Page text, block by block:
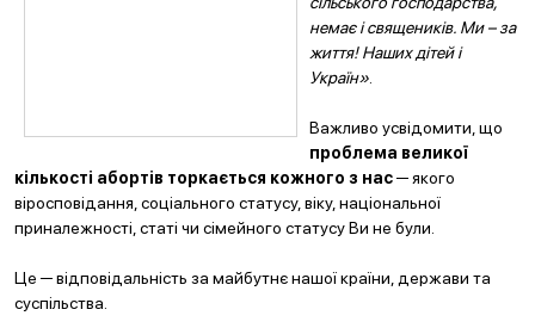
немає і священиків. Ми – за
життя! Наших дітей і
Україн»
Важливо усвідомити, що
проблема великої
кількості абортів торкається кожного з нас─ якого
віросповідання, соціального статусу, віку, національної
приналежності, статі чи сімейного статусу Ви не були.
Це ─ відповідальність за майбутнє нашої країни, держави та
суспільства.